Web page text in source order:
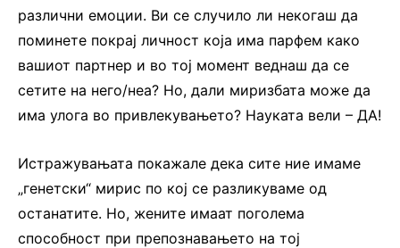
различни емоции. Ви се случило ли некогаш да
поминете покрај личност која има парфем како
вашиот партнер и во тој момент веднаш да се
сетите на него/неа? Но, дали миризбата може да
има улога во привлекувањето? Науката вели – ДА!
Истражувањата покажале дека сите ние имаме
„генетски“ мирис по кој се разликуваме од
останатите. Но, жените имаат поголема
способност при препознавањето на тој